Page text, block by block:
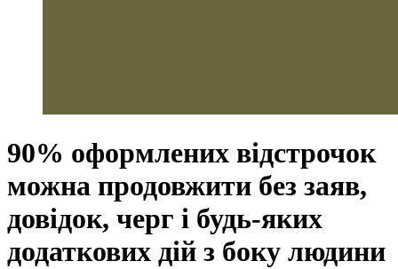
90% оформлених відстрочок
можна продовжити без заяв,
довідок, черг і будь-яких
додаткових дій з боку людини